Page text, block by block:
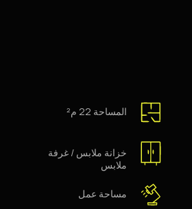
المساحة 22 م²
خزانة ملابس / غرفة
ملابس
مساحة عمل